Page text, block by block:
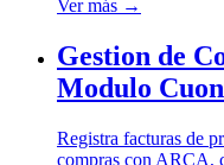
Ver más →
Gestion de
Modulo
Registra facturas de
compras con ARCA,